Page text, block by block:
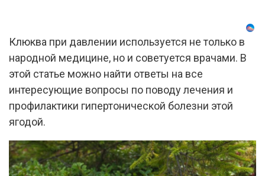
Клюква при давлении используется не только в
народной медицине, но и советуется врачами. В
этой статье можно найти ответы на все
интересующие вопросы по поводу лечения и
профилактики гипертонической болезни этой
ягодой.